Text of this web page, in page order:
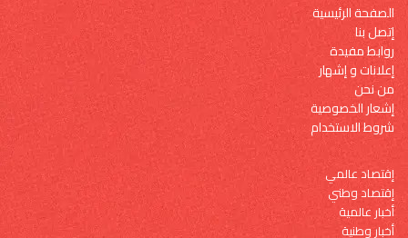
الصفحة الرئيسية
إتصل بنا
روابط مفيدة
إعلانات و إشهار
من نحن
إشعار الخصوصية
شروط الاستخدام
إقتصاد عالمي
إقتصاد وطني
أخبار عالمية
أخبار وطنية